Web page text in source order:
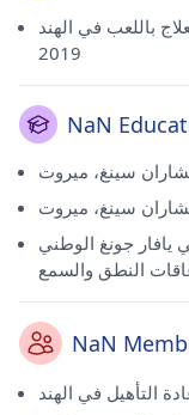
باللعب في الهند
2019
NaN
سينغ، ميروت
سينغ، ميروت
يافار جونغ الوطني
النطق والسمع
NaN